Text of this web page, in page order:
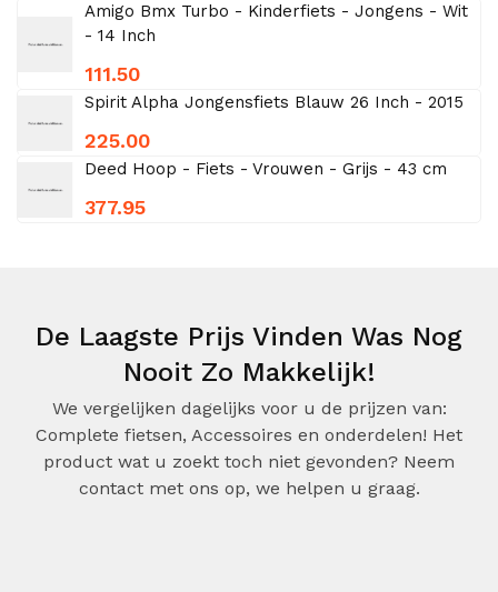
Amigo Bmx Turbo - Kinderfiets - Jongens - Wit
- 14 Inch
111.50
Spirit Alpha Jongensfiets Blauw 26 Inch - 2015
225.00
Deed Hoop - Fiets - Vrouwen - Grijs - 43 cm
377.95
De Laagste Prijs Vinden Was Nog
Nooit Zo Makkelijk!
We vergelijken dagelijks voor u de prijzen van:
Complete fietsen, Accessoires en onderdelen! Het
product wat u zoekt toch niet gevonden? Neem
contact met ons op, we helpen u graag.